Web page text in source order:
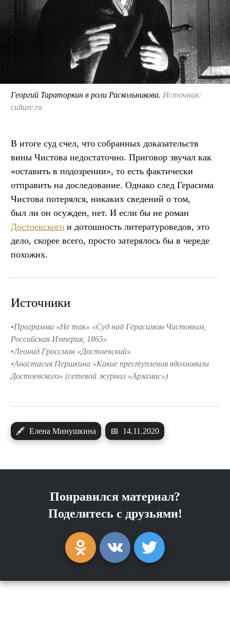
Георгий Тараторкин в роли Раскольникова. Источник:
culture.ru
В итоге суд счел, что собранных доказательств
вины Чистова недостаточно. Приговор звучал как
«оставить в подозрении», то есть фактически
отправить на доследование. Однако след Герасима
Чистова потерялся, никаких сведений о том,
был ли он осужден, нет. И если бы не роман
Достоевского и дотошность литературоведов, это
дело, скорее всего, просто затерялось бы в череде
похожих.
🖋 Елена Минушкина 📅 14.11.2020
Источники
Программа «Не так» «Суд над Герасимом Чистовым,
Российская Империя, 1865»
Леонид Гроссман «Достоевский»
Анастасия Першкина «Какие преступления вдохновили
Достоевского» (сетевой журнал «Арзамас»)
Понравился материал?
Поделитесь с друзьями!